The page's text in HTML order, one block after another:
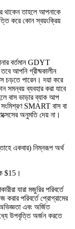
তাহলে আপনাকে
করে কোন স্বয়ংক্রিয়
বর্তমান GDYT
আপনি গ্রীষ্মকালীন
চড়তে পারেন। দয়া করে
সমন্বয় ব্যবহার করা যাবে
বাস ভাড়ার ব্যাক আপ
SMART বাস বা
অনুমতি দেয় না।
একবার) নিম্নরূপ অর্থ
$15।
যারা মজুরির পরিবর্তে
করার পরিবর্তে প্রোগ্রামের
এবং অর্জিত
উপবৃত্তি অর্জন করতে